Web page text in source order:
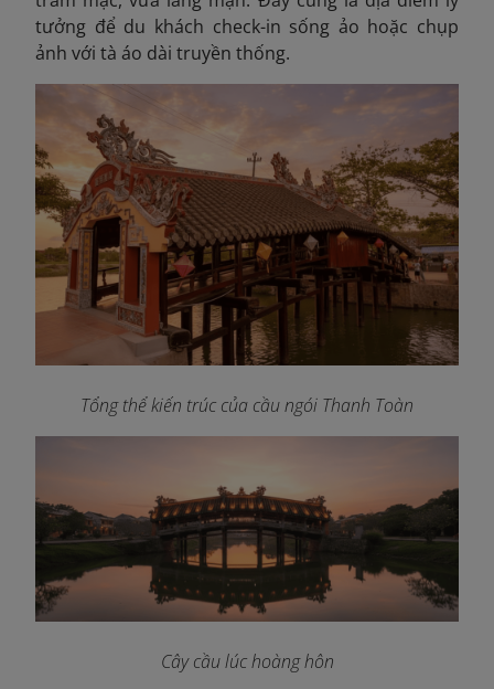
tưởng để du khách check-in sống ảo hoặc chụp
ảnh với tà áo dài truyền thống.
Tổng thể kiến trúc của cầu ngói Thanh Toàn
Cây cầu lúc hoàng hôn